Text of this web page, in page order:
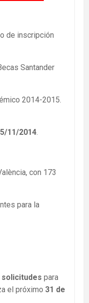
de inscripción
Santander
2014-2015.
11/2014
con 173
para la
para
el próximo 31 de